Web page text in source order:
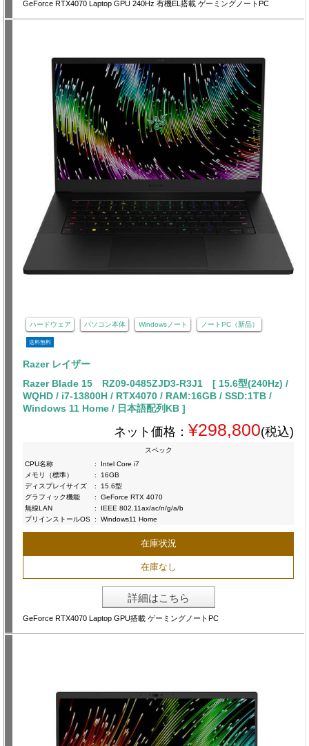
GeForce RTX4070 Laptop GPU 240Hz 有機EL搭載 ゲーミングノートPC
ハードウェア パソコン本体 Windowsノート ノートPC（新品）
送料無料
Razer レイザー
Razer Blade 15 RZ09-0485ZJD3-R3J1 [ 15.6型(240Hz) /
WQHD / i7-13800H / RTX4070 / RAM:16GB / SSD:1TB /
Windows 11 Home / 日本語配列KB ]
ネット価格： ¥298,800(税込)
スペック
CPU名称
:
Intel Core i7
メモリ（標準）
:
16GB
ディスプレイサイズ
:
15.6型
グラフィック機能
:
GeForce RTX 4070
無線LAN
:
IEEE 802.11ax/ac/n/g/a/b
プリインストールOS : Windows11 Home
在庫状況
在庫なし
詳細はこちら
GeForce RTX4070 Laptop GPU搭載 ゲーミングノートPC